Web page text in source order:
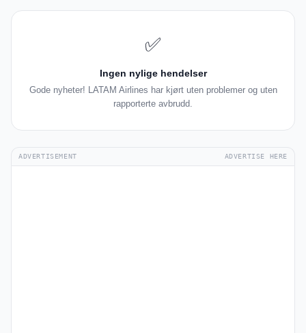
✅
Ingen nylige hendelser
Gode nyheter! LATAM Airlines har kjørt uten problemer og uten
rapporterte avbrudd.
ADVERTISEMENT ADVERTISE HERE